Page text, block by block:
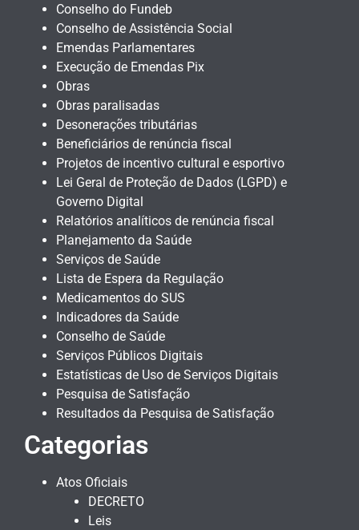
Conselho do Fundeb
Conselho de Assistência Social
Emendas Parlamentares
Execução de Emendas Pix
Obras
Obras paralisadas
Desonerações tributárias
Beneficiários de renúncia fiscal
Projetos de incentivo cultural e esportivo
Lei Geral de Proteção de Dados (LGPD) e
Governo Digital
Relatórios analíticos de renúncia fiscal
Planejamento da Saúde
Serviços de Saúde
Lista de Espera da Regulação
Medicamentos do SUS
Indicadores da Saúde
Conselho de Saúde
Serviços Públicos Digitais
Estatísticas de Uso de Serviços Digitais
Pesquisa de Satisfação
Resultados da Pesquisa de Satisfação
Categorias
Atos Oficiais
DECRETO
Leis